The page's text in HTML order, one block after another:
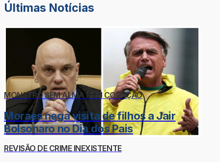
Últimas Notícias
MONSTRO SEM ALMA NEM CORAÇÃO
Moraes nega visita de filhos a Jair
Bolsonaro no Dia dos Pais
REVISÃO DE CRIME INEXISTENTE